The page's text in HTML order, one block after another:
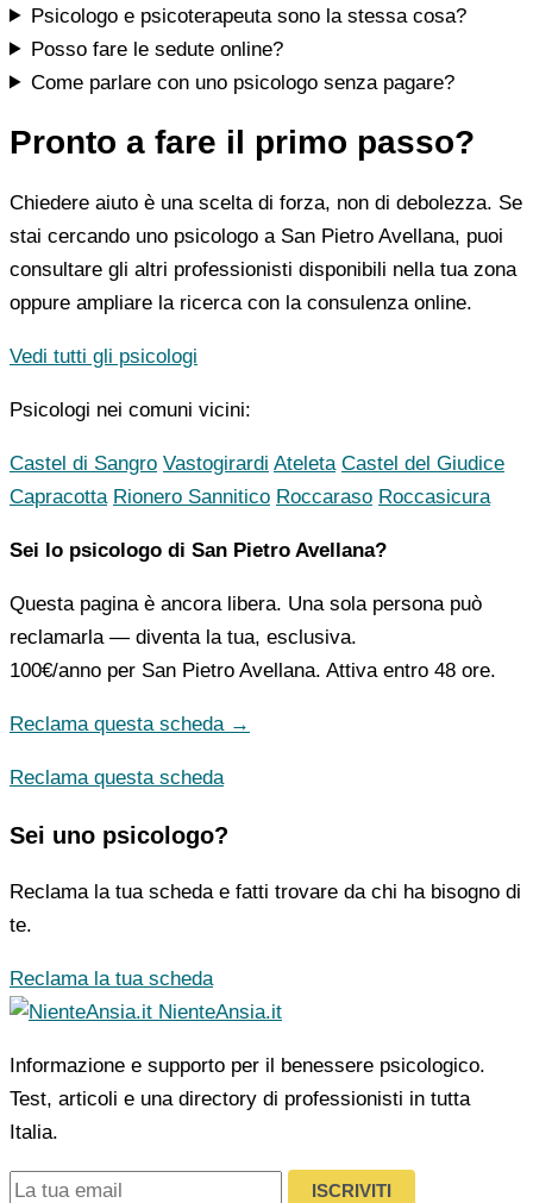
Psicologo e psicoterapeuta sono la stessa cosa?
Posso fare le sedute online?
Come parlare con uno psicologo senza pagare?
Pronto a fare il primo passo?
Chiedere aiuto è una scelta di forza, non di debolezza. Se
stai cercando uno psicologo a San Pietro Avellana, puoi
consultare gli altri professionisti disponibili nella tua zona
oppure ampliare la ricerca con la consulenza online.
Vedi tutti gli psicologi
Psicologi nei comuni vicini:
Castel di Sangro Vastogirardi Ateleta Castel del Giudice
Capracotta Rionero Sannitico Roccaraso Roccasicura
Sei lo psicologo di San Pietro Avellana?
Questa pagina è ancora libera. Una sola persona può
reclamarla — diventa la tua, esclusiva.
100€/anno per San Pietro Avellana. Attiva entro 48 ore.
Reclama questa scheda →
Reclama questa scheda
Sei uno psicologo?
Reclama la tua scheda e fatti trovare da chi ha bisogno di
te.
Reclama la tua scheda
NienteAnsia.it
Informazione e supporto per il benessere psicologico.
Test, articoli e una directory di professionisti in tutta
Italia.
ISCRIVITI